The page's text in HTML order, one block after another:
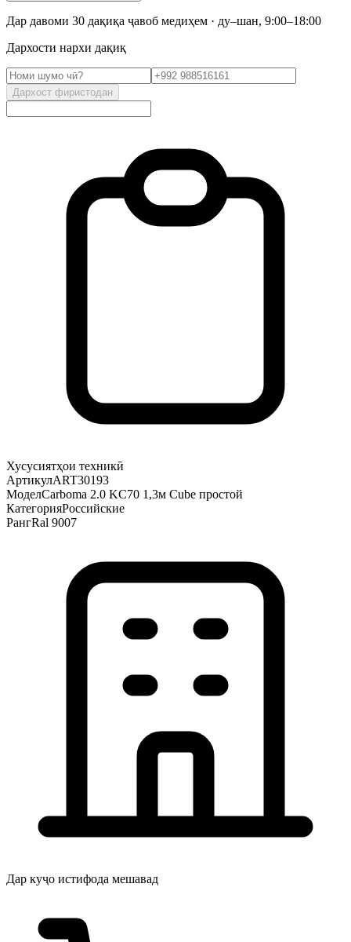
Дар давоми 30 дақиқа ҷавоб медиҳем · ду–шан, 9:00–18:00
Дархости нархи дақиқ
Дархост фиристодан
Хусусиятҳои техникӣ
АртикулART30193
МоделCarboma 2.0 KC70 1,3м Cube простой
КатегорияРоссийские
РангRal 9007
Дар куҷо истифода мешавад